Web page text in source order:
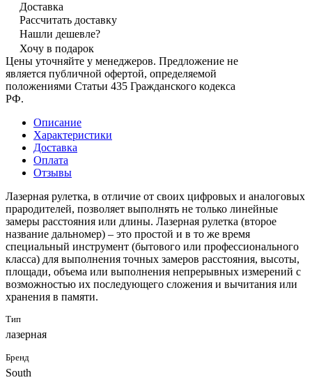
Доставка
Рассчитать доставку
Нашли дешевле?
Хочу в подарок
Цены уточняйте у менеджеров. Предложение не
является публичной офертой, определяемой
положениями Статьи 435 Гражданского кодекса
РФ.
Описание
Характеристики
Доставка
Оплата
Отзывы
Лазерная рулетка, в отличие от своих цифровых и аналоговых
прародителей, позволяет выполнять не только линейные
замеры расстояния или длины. Лазерная рулетка (второе
название дальномер) – это простой и в то же время
специальный инструмент (бытового или профессионального
класса) для выполнения точных замеров расстояния, высоты,
площади, объема или выполнения непрерывных измерений с
возможностью их последующего сложения и вычитания или
хранения в памяти.
Тип
лазерная
Бренд
South